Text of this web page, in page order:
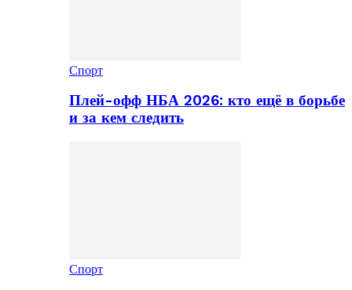
Спорт
Плей-офф НБА 2026: кто ещё в борьбе
и за кем следить
Спорт